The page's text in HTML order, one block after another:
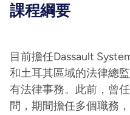
課程綱要
目前擔任Dassault
和土耳其區域的法律總
有法律事務。此前，曾
問，期間擔任多個職務